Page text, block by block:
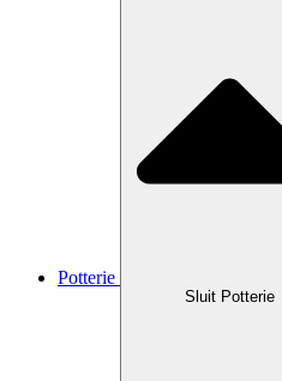
Potterie
Sluit Potterie